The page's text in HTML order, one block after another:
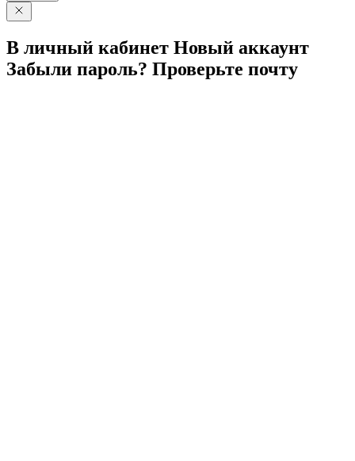
В личный кабинет Новый аккаунт
Забыли пароль? Проверьте почту